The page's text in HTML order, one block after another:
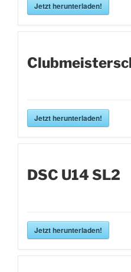
Jetzt herunterladen!
Jetzt herunterladen!
DSC U14 SL2
Jetzt herunterladen!